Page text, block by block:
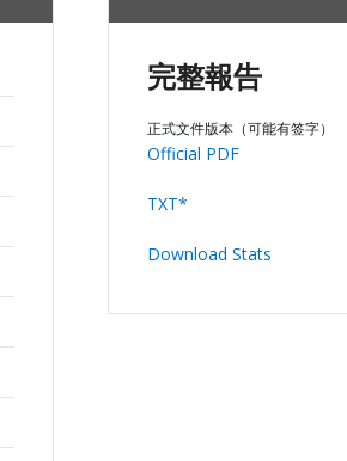
完整報告
正式文件版本（可能有签字）
Official PDF
TXT*
Download Stats